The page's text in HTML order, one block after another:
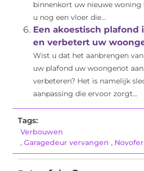
binnenkort uw nieuwe woning
u nog een vloer die...
Een akoestisch plafond
en verbetert uw
Wist u dat het aanbrengen
uw plafond uw woongenot
verbeteren? Het is namelijk
aanpassing die ervoor zorgt...
Tags:
Verbouwen
, Garagedeur vervangen ,